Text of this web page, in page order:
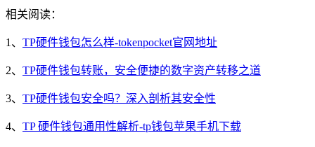
相关阅读：
1、 TP硬件钱包怎么样-tokenpocket官网地址
2、 TP硬件钱包转账，安全便捷的数字资产转移之道
3、 TP硬件钱包安全吗？深入剖析其安全性
4、 TP 硬件钱包通用性解析-tp钱包苹果手机下载